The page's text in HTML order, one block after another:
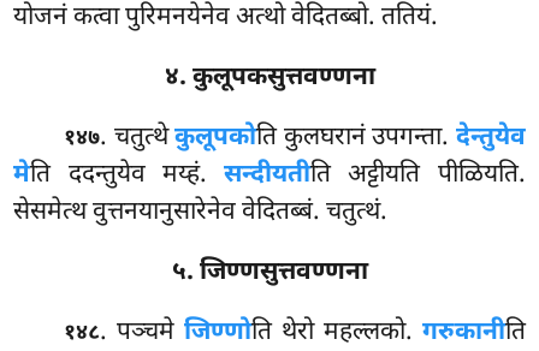
योजनं कत्वा पुरिमनयेनेव अत्थो वेदितब्बो. ततियं.
४. कुलूपकसुत्तवण्णना
१४७. चतुत्थेकुलूपकोति कुलघरानं उपगन्ता. देन्तुयेव
मेति ददन्तुयेव मय्हं.सन्दीयतीति अट्टीयति पीळियति.
सेसमेत्थ वुत्तनयानुसारेनेव वेदितब्बं. चतुत्थं.
५. जिण्णसुत्तवण्णना
१४८. पञ्चमे जिण्णोति थेरो महल्लको. गरुकानीति